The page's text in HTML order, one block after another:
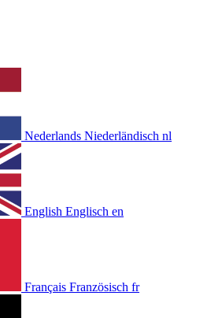
Nederlands Niederländisch nl
English Englisch en
Français Französisch fr